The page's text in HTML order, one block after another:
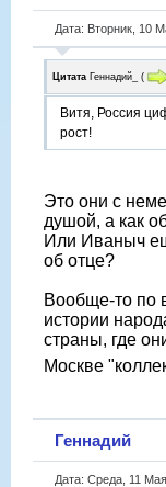
Дата: Вторник, 10
Цитата Геннадий_ (
Витя, Россия
рост!
Это они с
душой, а как
Или Иваныч
об отце?
Вообще-то по
истории
страны, где
Москве
Геннадий
Дата: Среда, 11